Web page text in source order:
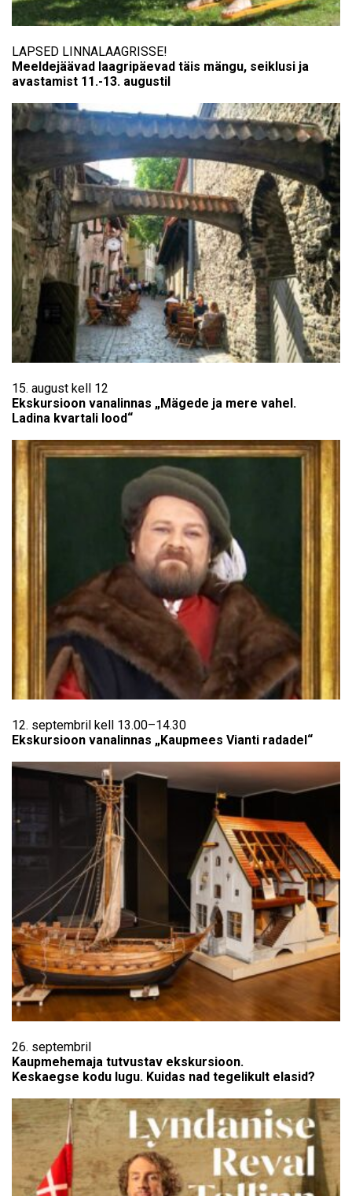
LAPSED LINNALAAGRISSE!
Meeldejäävad laagripäevad täis mängu, seiklusi ja
avastamist 11.-13. augustil
15. august kell 12
Ekskursioon vanalinnas „Mägede ja mere vahel.
Ladina kvartali lood“
12. septembril kell 13.00–14.30
Ekskursioon vanalinnas „Kaupmees Vianti radadel“
26. septembril
Kaupmehemaja tutvustav ekskursioon.
Keskaegse kodu lugu. Kuidas nad tegelikult elasid?